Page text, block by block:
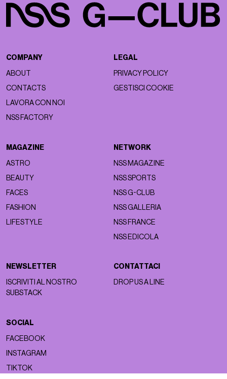
COMPANY
ABOUT
CONTACTS
LAVORA CON NOI
NSS FACTORY
LEGAL
PRIVACY POLICY
GESTISCI COOKIE
MAGAZINE
ASTRO
BEAUTY
FACES
FASHION
LIFESTYLE
NETWORK
NSS MAGAZINE
NSS SPORTS
NSS G-CLUB
NSS GALLERIA
NSS FRANCE
NSS EDICOLA
NEWSLETTER
ISCRIVITI AL NOSTRO
SUBSTACK
CONTATTACI
DROP US A LINE
SOCIAL
FACEBOOK
INSTAGRAM
TIKTOK